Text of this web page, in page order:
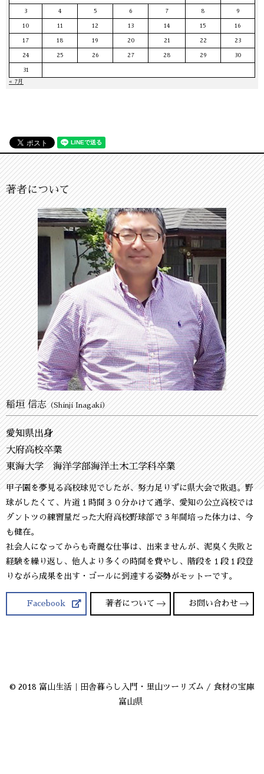
3 4 5 6 7 8 9
10 11 12 13 14 15 16
17 18 19 20 21 22 23
24 25 26 27 28 29 30
31
« 7月
著者について
稲垣 信志（Shinji Inagaki）
愛知県出身
大府高校卒業
東海大学 海洋学部海洋土木工学科卒業
甲子園を夢見る高校球児でしたが、努力足りずに県大会で敗退。野
球がしたくて、片道１時間３０分かけて通学、愛知の公立高校では
ダントツの練習量だった大府高校野球部で３年間培った体力は、今
も健在。
社会人になってからも奇麗な仕事は、出来ませんが、泥臭く失敗と
経験を繰り返し、他人より多くの時間を費やし、階段を１段１段登
りながら成果を出す・ゴールに到達する姿勢がモットーです。
Facebook 著者について お問い合わせ
© 2018 富山生活｜田舎暮らし入門・里山ツーリズム / 食材の宝庫
富山県